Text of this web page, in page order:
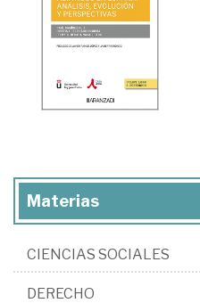
Materias
CIENCIAS SOCIALES
DERECHO